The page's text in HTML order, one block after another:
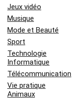
Jeux vidéo
Musique
Mode et Beauté
Sport
Technologie
Informatique
Télécommunication
Vie pratique
Animaux